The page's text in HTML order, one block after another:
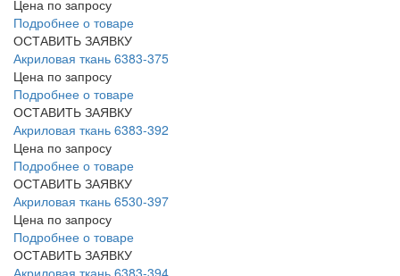
Цена по запросу
Подробнее о товаре
ОСТАВИТЬ ЗАЯВКУ
Акриловая ткань 6383-375
Цена по запросу
Подробнее о товаре
ОСТАВИТЬ ЗАЯВКУ
Акриловая ткань 6383-392
Цена по запросу
Подробнее о товаре
ОСТАВИТЬ ЗАЯВКУ
Акриловая ткань 6530-397
Цена по запросу
Подробнее о товаре
ОСТАВИТЬ ЗАЯВКУ
Акриловая ткань 6383-394